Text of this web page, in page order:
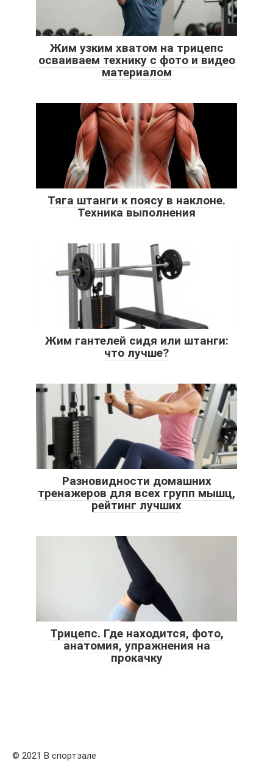
Жим узким хватом на трицепс
осваиваем технику с фото и видео
материалом
Тяга штанги к поясу в наклоне.
Техника выполнения
Жим гантелей сидя или штанги:
что лучше?
Разновидности домашних
тренажеров для всех групп мышц,
рейтинг лучших
Трицепс. Где находится, фото,
анатомия, упражнения на
прокачку
© 2021 В спортзале